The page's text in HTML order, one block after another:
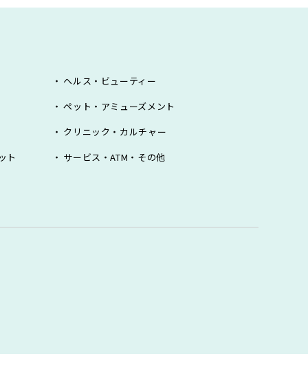
ヘルス・ビューティー
ペット・アミューズメント
クリニック・カルチャー
ト
サービス・ATM・その他